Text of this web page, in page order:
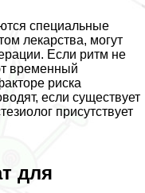
специальные
лекарства, могут
Если ритм не
временный
риска
если существует
присутствует
для